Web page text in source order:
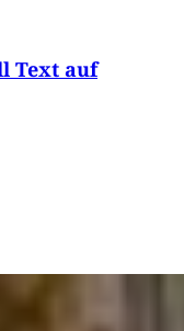
Text auf